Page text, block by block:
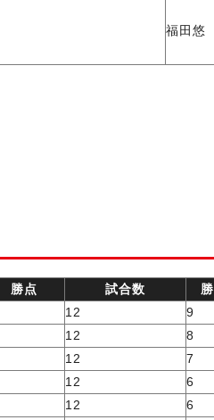
福田悠
勝点 試合数 勝
12 9
12 8
12 7
12 6
12 6